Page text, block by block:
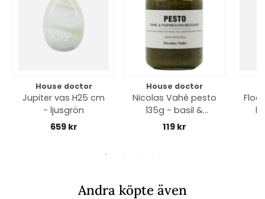
House doctor
Jupiter vas H25 cm
- ljusgrön
659 kr
House doctor
Nicolas Vahé pesto
135g - basil &
parmesan
119 kr
Andra köpte även